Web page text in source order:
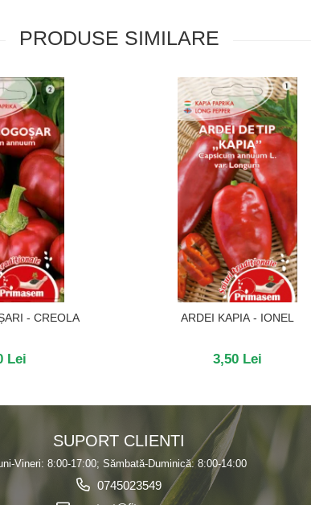
PRODUSE SIMILARE
- CREOLA
Lei
ARDEI KAPIA - IONEL
3,50 Lei
SUPORT CLIENTI
Vineri: 8:00-17:00; Sămbată-Duminică: 8:00-14:00
0745023549